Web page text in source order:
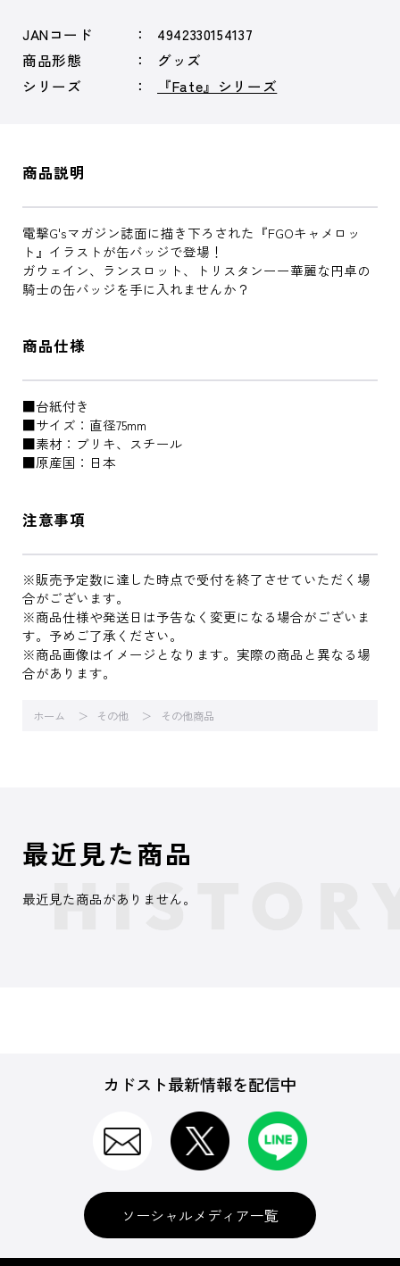
JANコード
4942330154137
商品形態
グッズ
シリーズ
『Fate』シリーズ
商品説明
電撃G'sマガジン誌面に描き下ろされた『FGOキャメロッ
ト』イラストが缶バッジで登場！
ガウェイン、ランスロット、トリスタンーー華麗な円卓の
騎士の缶バッジを手に入れませんか？
商品仕様
■台紙付き
■サイズ：直径75mm
■素材：ブリキ、スチール
■原産国：日本
注意事項
※販売予定数に達した時点で受付を終了させていただく場
合がございます。
※商品仕様や発送日は予告なく変更になる場合がございま
す。予めご了承ください。
※商品画像はイメージとなります。実際の商品と異なる場
合があります。
ホーム その他 その他商品
最近見た商品
最近見た商品がありません。
カドスト最新情報を配信中
ソーシャルメディア一覧